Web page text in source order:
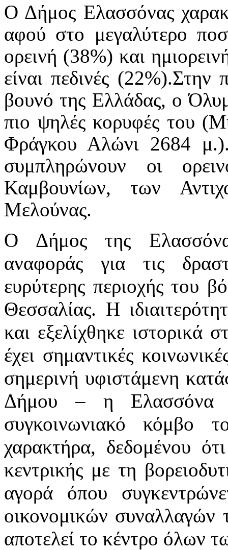
Ο Δήμος Ελασσόνας
αφού στο μεγαλύτερο
ορεινή (38%) και
είναι πεδινές (22%).Στην
βουνό της Ελλάδας, ο
πιο ψηλές κορυφές του
Φράγκου Αλώνι 2684 μ.).
συμπληρώνουν οι
Καμβουνίων, των
Μελούνας.
Ο Δήμος της
αναφοράς για τις
ευρύτερης περιοχής του
Θεσσαλίας. Η
και εξελίχθηκε
έχει σημαντικές
σημερινή υφιστάμενη
Δήμου – η Ελασσόνα -
συγκοινωνιακό κόμβο
χαρακτήρα, δεδομένου
κεντρικής με τη
αγορά όπου
οικονομικών συναλλαγών
αποτελεί το κέντρο όλων